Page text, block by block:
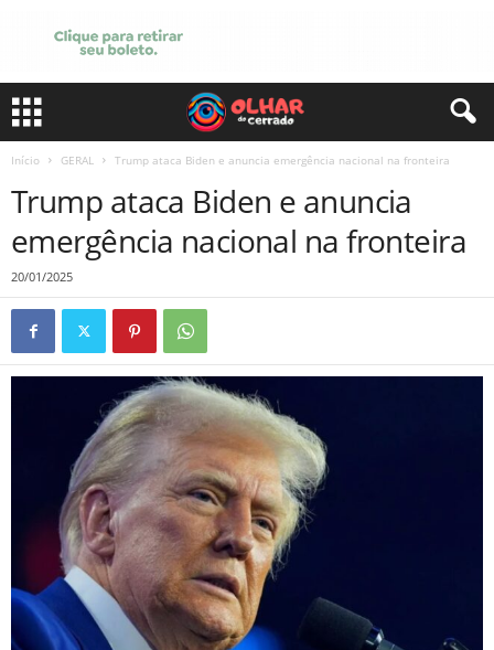
Início GERAL Trump ataca Biden e anuncia emergência nacional na fronteira
Trump ataca Biden e anuncia
emergência nacional na fronteira
20/01/2025